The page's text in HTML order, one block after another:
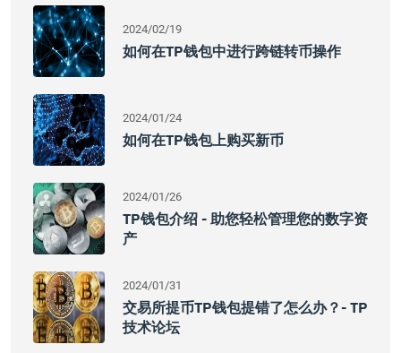
2024/02/19
如何在TP钱包中进行跨链转币操作
2024/01/24
如何在TP钱包上购买新币
2024/01/26
TP钱包介绍 - 助您轻松管理您的数字资
产
2024/01/31
交易所提币TP钱包提错了怎么办？- TP
技术论坛